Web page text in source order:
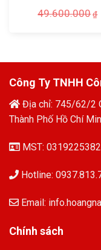
49.600.000 ₫
Công Ty TNHH
Địa chỉ: 745/62/2
Thành Phố Hồ Chí
MST: 0319225382
Hotline:
Email:
Chính sách